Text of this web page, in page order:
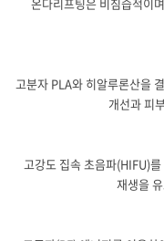
고분자 PLA와 히알루론산을
개선과 피
고강도 집속 초음파(HIFU)
재생을